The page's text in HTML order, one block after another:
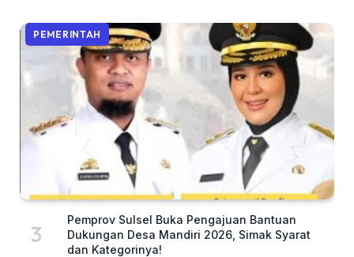
PEMERINTAH
Pemprov Sulsel Buka Pengajuan Bantuan
Dukungan Desa Mandiri 2026, Simak Syarat
dan Kategorinya!